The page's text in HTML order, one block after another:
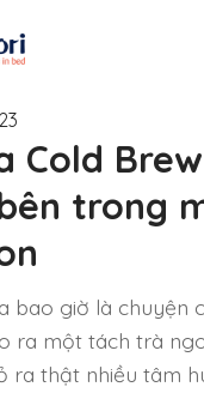
Cold
trong
bao giờ là chuyện
ra một tách trà
ra thật nhiều tâm